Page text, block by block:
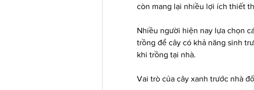
còn mang lại nhiều lợi ích thiết
Nhiều người hiện nay lựa chọn
trồng để cây có khả năng sinh
khi trồng tại nhà.
Vai trò của cây xanh trước nhà